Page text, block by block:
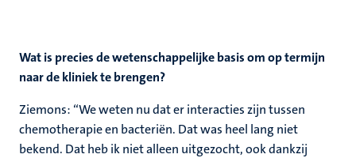
Wat is precies de wetenschappelijke basis om op termijn
naar de kliniek te brengen?
Ziemons: “We weten nu dat er interacties zijn tussen
chemotherapie en bacteriën. Dat was heel lang niet
bekend. Dat heb ik niet alleen uitgezocht, ook dankzij